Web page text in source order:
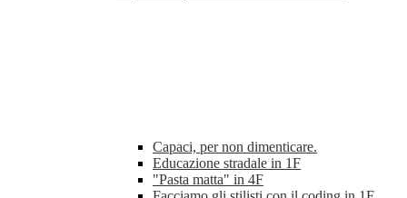
Capaci, per non dimenticare.
Educazione stradale in 1F
"Pasta matta" in 4F